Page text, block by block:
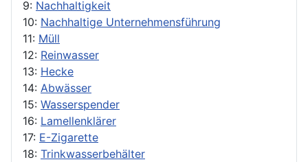
9: Nachhaltigkeit
10: Nachhaltige Unternehmensführung
11: Müll
12: Reinwasser
13: Hecke
14: Abwässer
15: Wasserspender
16: Lamellenklärer
17: E-Zigarette
18: Trinkwasserbehälter